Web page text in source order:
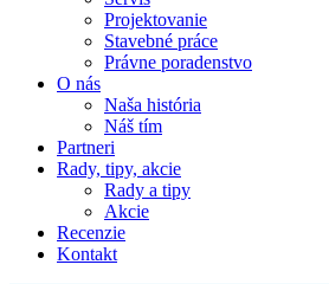
Projektovanie
Stavebné práce
Právne poradenstvo
O nás
Naša história
Náš tím
Partneri
Rady, tipy, akcie
Rady a tipy
Akcie
Recenzie
Kontakt